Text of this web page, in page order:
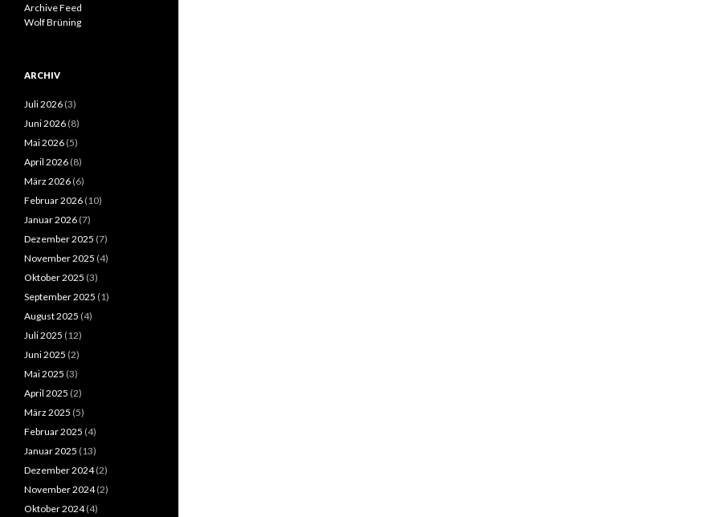
Archive Feed
Wolf Brüning
ARCHIV
Juli 2026 (3)
Juni 2026 (8)
Mai 2026 (5)
April 2026 (8)
März 2026 (6)
Februar 2026 (10)
Januar 2026 (7)
Dezember 2025 (7)
November 2025 (4)
Oktober 2025 (3)
September 2025 (1)
August 2025 (4)
Juli 2025 (12)
Juni 2025 (2)
Mai 2025 (3)
April 2025 (2)
März 2025 (5)
Februar 2025 (4)
Januar 2025 (13)
Dezember 2024(2)
November 2024(2)
Oktober 2024(4)